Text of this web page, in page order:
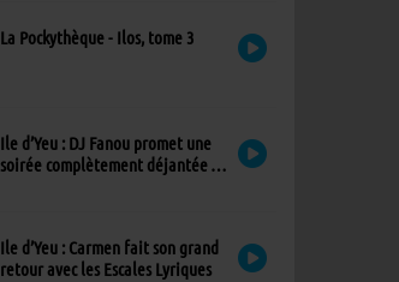
La Pockythèque - Ilos, tome 3
Ile d’Yeu : DJ Fanou promet une
soirée complètement déjantée à
Ile d’Yeu : Carmen fait son grand
retour avec les Escales Lyriques